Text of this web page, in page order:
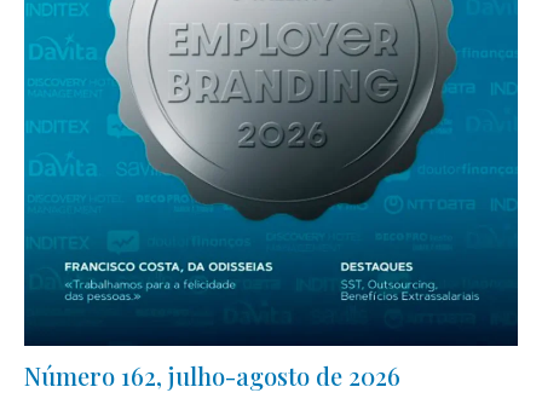
Número 162, julho-agosto de 2026